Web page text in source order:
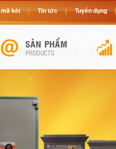
két Tin tức Tuyển dụng